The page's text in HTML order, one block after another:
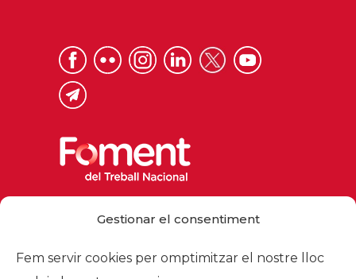
Gestionar el consentiment
Fem servir cookies per omptimitzar el nostre lloc
foment@foment.com